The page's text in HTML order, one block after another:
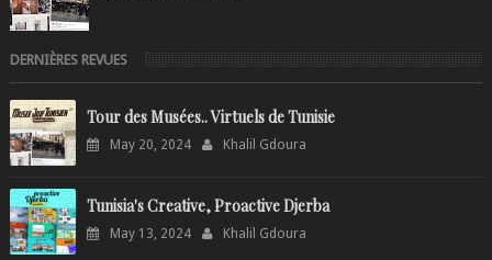
DERNIÈRES REVUES
Tour des Musées.. Virtuels de Tunisie
May 20, 2024 Khalil Gdoura
Tunisia's Creative, Proactive Djerba
May 13, 2024 Khalil Gdoura